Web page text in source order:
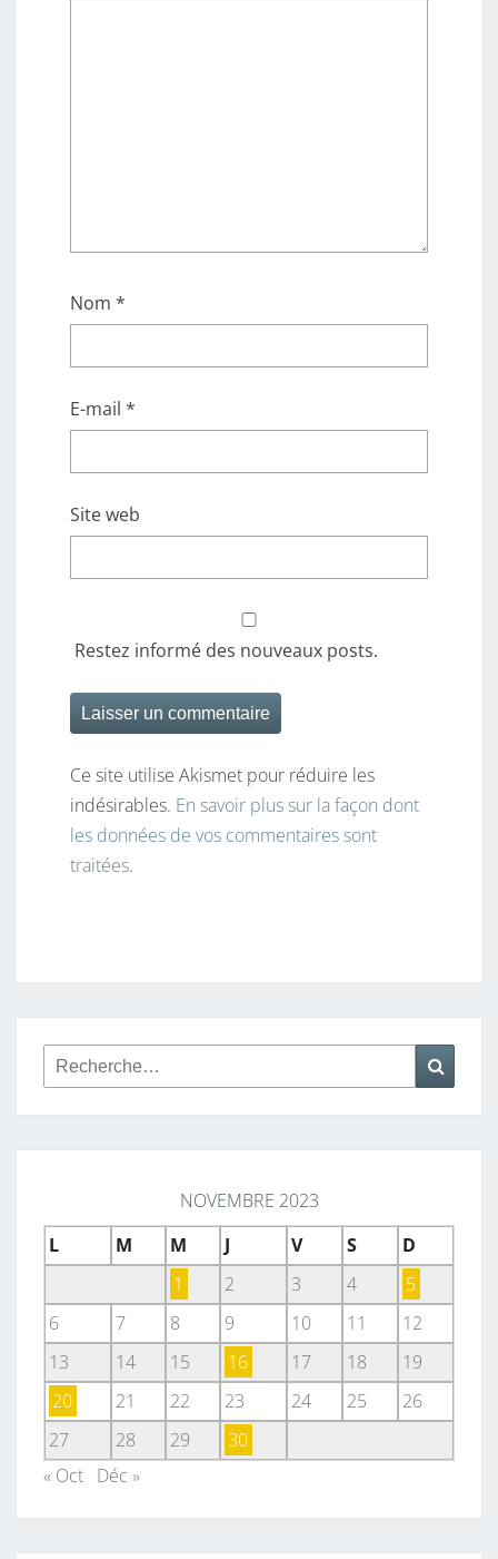
Nom *
E-mail *
Site web
Restez informé des nouveaux posts.
Ce site utilise Akismet pour réduire les
indésirables. En savoir plus sur la façon dont
les données de vos commentaires sont
traitées.
Rechercher :
NOVEMBRE 2023
L
M M J V S
D
1
2 3 4
5
6
7 8 9 10 11
12
13
14 15 16 17 18
19
20
21 22 23 24 25
26
27
28 29
30
« Oct Déc »